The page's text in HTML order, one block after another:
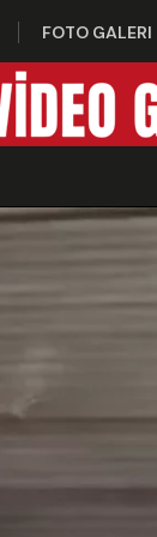
FOTO GALERI